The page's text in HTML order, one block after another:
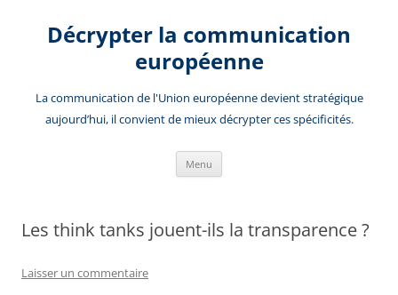
contenuDécrypter la communication
européenne
La communication de l'Union européenne devient stratégique
aujourd’hui, il convient de mieux décrypter ces spécificités.
Menu
Les think tanks jouent-ils la transparence ?
Laisser un commentaire